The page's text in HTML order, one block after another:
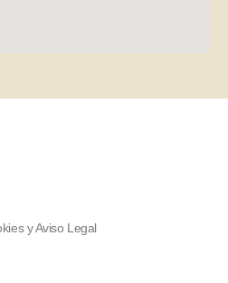
y Aviso Legal